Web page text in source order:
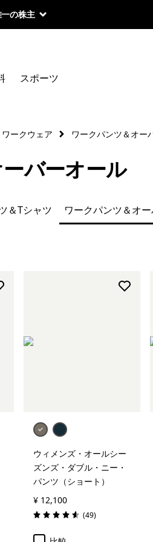
の株主
スポーツ
ークウェア ワークパンツ＆オー
バーオール
＆Tシャツ ワークパンツ＆オ
ウィメンズ・オールシー
ズンズ・ダブル・ニー・
パンツ（ショート）
¥ 12,100
評価: 4.6 / 5 (49レビュー
)